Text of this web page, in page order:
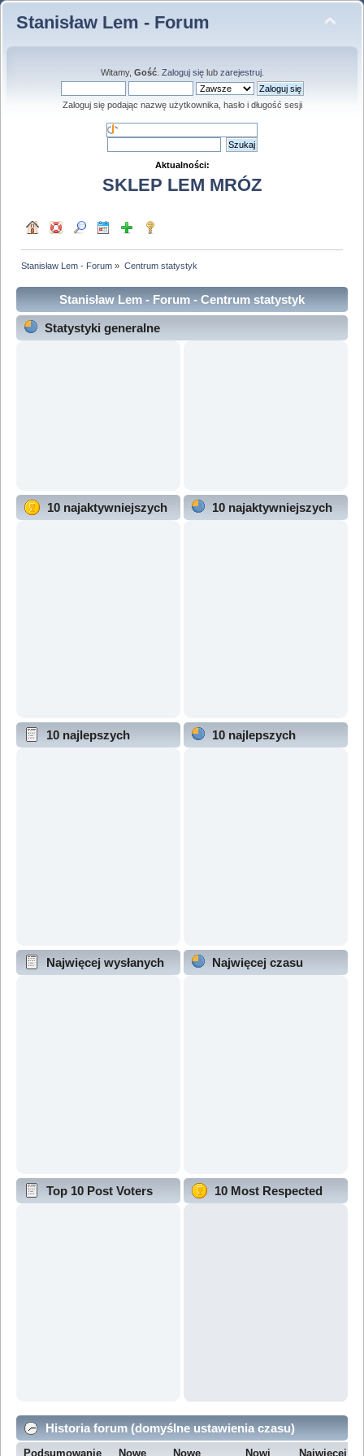
Stanisław Lem - Forum
Witamy, Gość. Zaloguj sięlub zarejestruj.
Zaloguj się podając nazwę użytkownika, hasło i długość sesji
Aktualności:
SKLEP LEM MRÓZ
Stanisław Lem - Forum » Centrum statystyk
Stanisław Lem - Forum - Centrum statystyk
Statystyki generalne
10 najaktywniejszych
10 najaktywniejszych
10 najlepszych
10 najlepszych
Najwięcej wysłanych
Najwięcej czasu
Top 10 Post Voters 10 Most Respected
Historia forum (domyślne ustawienia czasu)
Podsumowanie Nowe Nowe Nowi Najwięcej